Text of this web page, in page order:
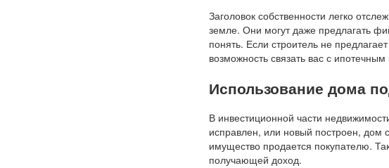
Заголовок собственности легко
земле. Они могут даже предлагать
понять. Если строитель не
возможность связать вас с
Использование дома
В инвестиционной части
исправлен, или новый построен, дом
имущество продается покупателю.
получающей доход.